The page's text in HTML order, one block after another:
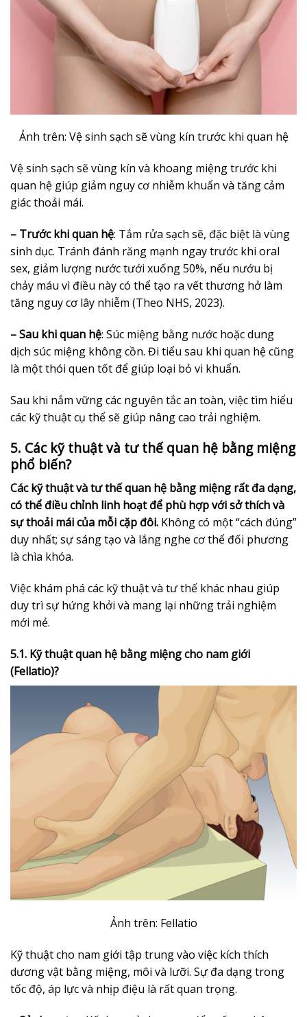
Ảnh trên: Vệ sinh sạch sẽ vùng kín trước khi quan hệ
Vệ sinh sạch sẽ vùng kín và khoang miệng trước khi
quan hệ giúp giảm nguy cơ nhiễm khuẩn và tăng cảm
giác thoải mái.
– Trước khi quan hệ: Tắm rửa sạch sẽ, đặc biệt là vùng
sinh dục. Tránh đánh răng mạnh ngay trước khi oral
sex, giảm lượng nước tưới xuống 50%, nếu nướu bị
chảy máu vì điều này có thể tạo ra vết thương hở làm
tăng nguy cơ lây nhiễm (Theo NHS, 2023).
– Sau khi quan hệ: Súc miệng bằng nước hoặc dung
dịch súc miệng không cồn. Đi tiểu sau khi quan hệ cũng
là một thói quen tốt để giúp loại bỏ vi khuẩn.
Sau khi nắm vững các nguyên tắc an toàn, việc tìm hiểu
các kỹ thuật cụ thể sẽ giúp nâng cao trải nghiệm.
5. Các kỹ thuật và tư thế quan hệ bằng miệng
phổ biến?
Các kỹ thuật và tư thế quan hệ bằng miệng rất đa dạng,
có thể điều chỉnh linh hoạt để phù hợp với sở thích và
sự thoải mái của mỗi cặp đôi. Không có một “cách đúng”
duy nhất; sự sáng tạo và lắng nghe cơ thể đối phương
là chìa khóa.
Việc khám phá các kỹ thuật và tư thế khác nhau giúp
duy trì sự hứng khởi và mang lại những trải nghiệm
mới mẻ.
5.1. Kỹ thuật quan hệ bằng miệng cho nam giới
(Fellatio)?
Ảnh trên: Fellatio
Kỹ thuật cho nam giới tập trung vào việc kích thích
dương vật bằng miệng, môi và lưỡi. Sự đa dạng trong
tốc độ, áp lực và nhịp điệu là rất quan trọng.